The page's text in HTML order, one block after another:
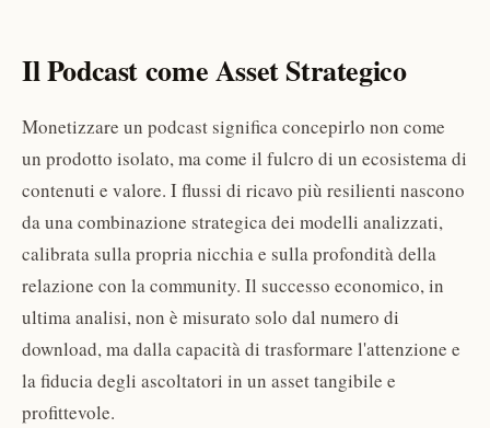
Il Podcast come Asset Strategico
Monetizzare un podcast significa concepirlo non come
un prodotto isolato, ma come il fulcro di un ecosistema di
contenuti e valore. I flussi di ricavo più resilienti nascono
da una combinazione strategica dei modelli analizzati,
calibrata sulla propria nicchia e sulla profondità della
relazione con la community. Il successo economico, in
ultima analisi, non è misurato solo dal numero di
download, ma dalla capacità di trasformare l'attenzione e
la fiducia degli ascoltatori in un asset tangibile e
profittevole.